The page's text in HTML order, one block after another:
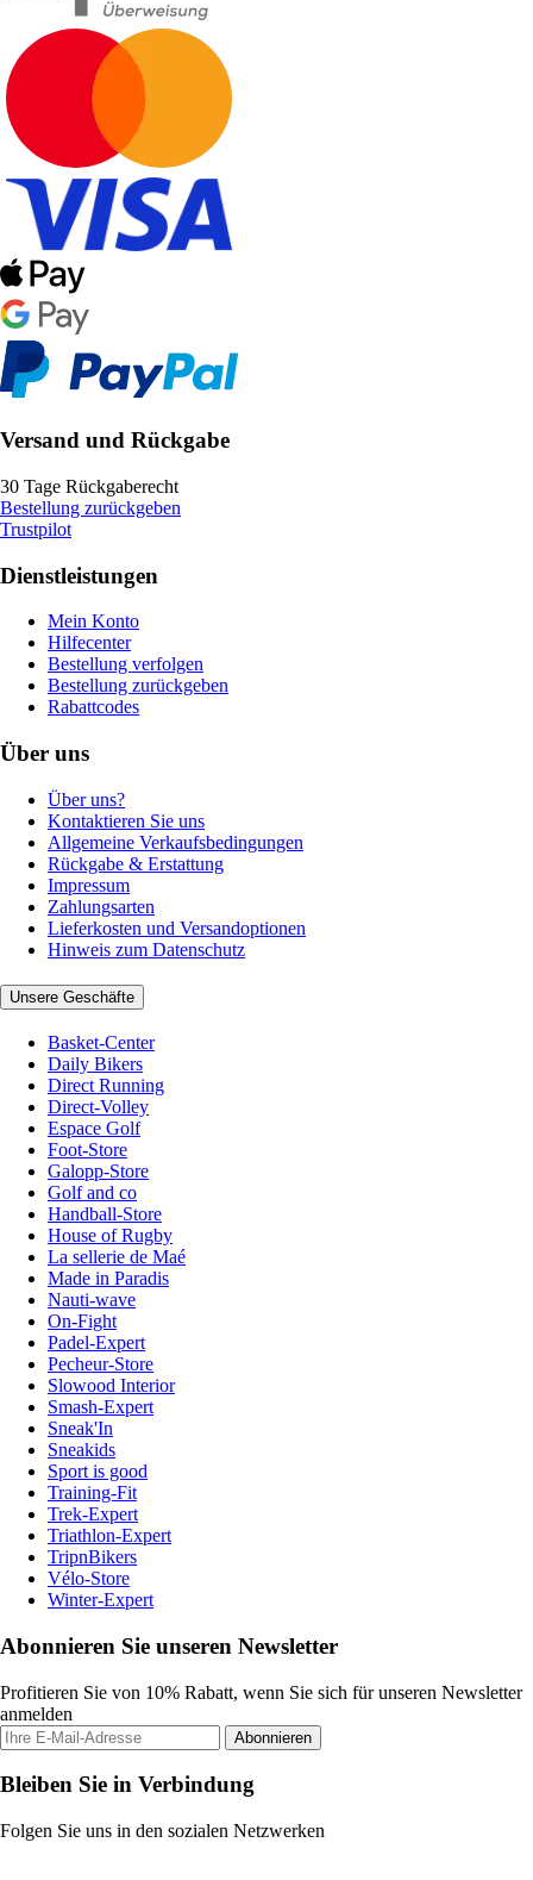
Versand und Rückgabe
30 Tage Rückgaberecht
Bestellung zurückgeben
Trustpilot
Dienstleistungen
Mein Konto
Hilfecenter
Bestellung verfolgen
Bestellung zurückgeben
Rabattcodes
Über uns
Über uns?
Kontaktieren Sie uns
Allgemeine Verkaufsbedingungen
Rückgabe & Erstattung
Impressum
Zahlungsarten
Lieferkosten und Versandoptionen
Hinweis zum Datenschutz
Unsere Geschäfte
Basket-Center
Daily Bikers
Direct Running
Direct-Volley
Espace Golf
Foot-Store
Galopp-Store
Golf and co
Handball-Store
House of Rugby
La sellerie de Maé
Made in Paradis
Nauti-wave
On-Fight
Padel-Expert
Pecheur-Store
Slowood Interior
Smash-Expert
Sneak'In
Sneakids
Sport is good
Training-Fit
Trek-Expert
Triathlon-Expert
TripnBikers
Vélo-Store
Winter-Expert
Abonnieren Sie unseren Newsletter
Profitieren Sie von 10% Rabatt, wenn Sie sich für unseren Newsletter
anmelden
Abonnieren
Bleiben Sie in Verbindung
Folgen Sie uns in den sozialen Netzwerken